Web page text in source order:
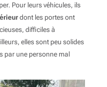
Pour leurs véhicules, ils
dont les portes ont
difficiles à
elles sont peu solides
par une personne mal